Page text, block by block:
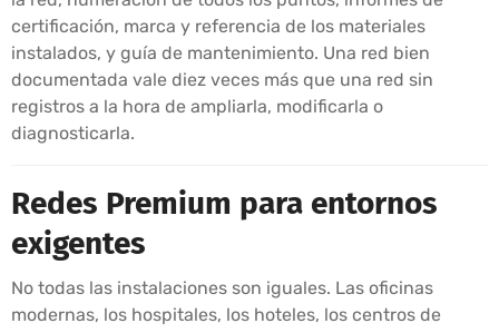
certificación, marca y referencia de los materiales
instalados, y guía de mantenimiento. Una red bien
documentada vale diez veces más que una red sin
registros a la hora de ampliarla, modificarla o
diagnosticarla.
Redes Premium para entornos
exigentes
No todas las instalaciones son iguales. Las oficinas
modernas, los hospitales, los hoteles, los centros de